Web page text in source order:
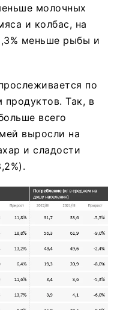
молочных
и колбас, на
меньше рыбы и
по
продуктов. Так, в
всего
выросли на
и сладости